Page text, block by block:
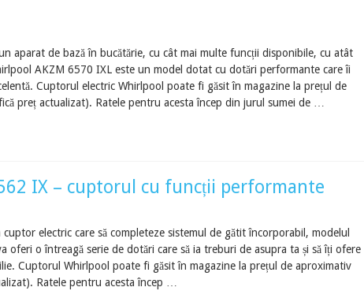
aparat de bază în bucătărie, cu cât mai multe funcții disponibile, cu atât
AKZM 6570 IXL este un model dotat cu dotări performante care îi
Cuptorul electric Whirlpool poate fi găsit în magazine la prețul de
preț actualizat). Ratele pentru acesta încep din jurul sumei de …
IX – cuptorul cu funcții performante
cuptor electric care să completeze sistemul de gătit încorporabil, modelul
oferi o întreagă serie de dotări care să ia treburi de asupra ta și să îți ofere
Cuptorul Whirlpool poate fi găsit în magazine la prețul de aproximativ
Ratele pentru acesta încep …